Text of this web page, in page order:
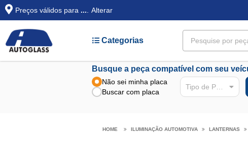
Preços válidos para ... Alterar
Categorias
Busque a peça compatível com seu
Não sei minha placa
Buscar com placa
Tipo de Peça
ILUMINAÇÃO AUTOMOTIVA LANTERNAS